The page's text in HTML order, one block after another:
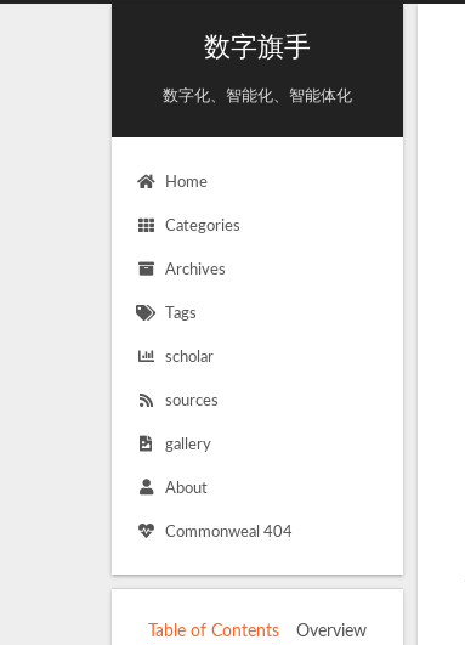
数字旗手
数字化、智能化、智能体化
Home
Categories
Archives
Tags
scholar
sources
gallery
About
Commonweal 404
Table of Contents Overview